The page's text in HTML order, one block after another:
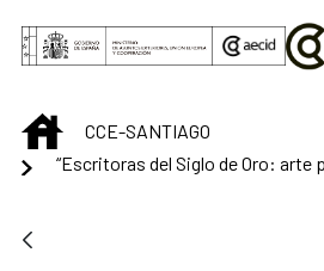
Saltar al contenido principal
INICIOCCE-SANTIAGO